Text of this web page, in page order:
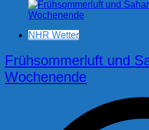
NHR Wetter
Frühsommerluft und
Wochenende